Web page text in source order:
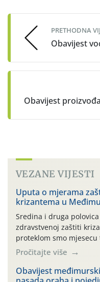
navigation
PRETHODNA
Obavijest
Obavijest
VEZANE VIJESTI
Uputa o mjerama
krizantema u
Sredina i druga
zdravstvenoj zaštiti
proteklom smo
preventivnim mjerama
uzročnika bolesti,
06.7.)! Na početku ovog
Pročitajte više
Obavijest